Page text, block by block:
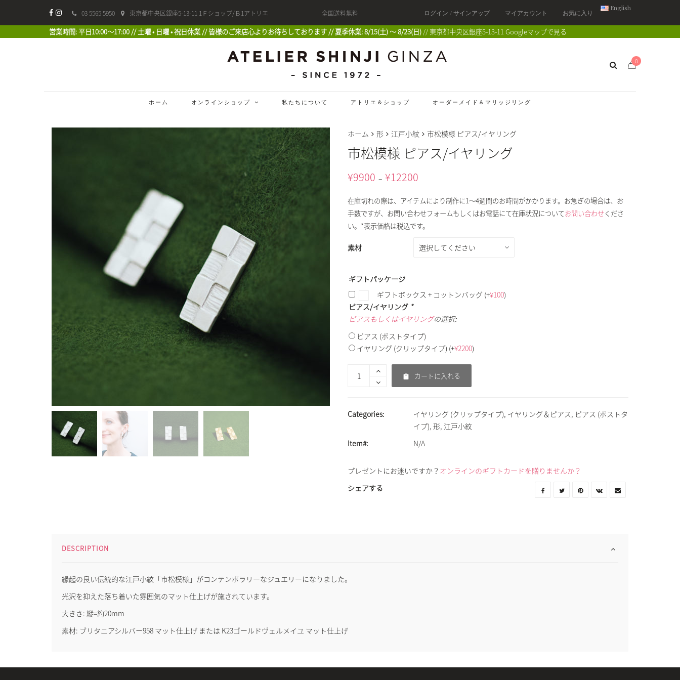
03 5565 5950 東京都中央区銀座5-13-11 1Ｆショップ/Ｂ1アトリエ 全国送料無料 ログイン / サインアップ マイアカウント お気に入り
English
営業時間: 平日10:00〜17:00 // 土曜 • 日曜 • 祝日休業 // 皆様のご来店心よりお待ちしております // 夏季休業: 8/15(土) 〜 8/23(日) // 東京都中央区銀座5-13-11Googleマップで見る
0
ホーム オンラインショップ 私たちについて アトリエ＆ショップ オーダーメイド＆マリッジリング
ホーム 形 江戸小紋 市松模様 ピアス/イヤリング
市松模様 ピアス/イヤリング
¥9900 – ¥12200
在庫切れの際は、アイテムにより制作に1～4週間のお時間がかかります。お急ぎの場合は、お
手数ですが、お問い合わせフォームもしくはお電話にて在庫状況についてお問い合わせ くださ
い。*表示価格は税込です。
素材
ギフトパッケージ
ギフトボックス + コットンバッグ (+¥100)
ピアス/イヤリング *
ピアスもしくはイヤリングの選択:
ピアス (ポストタイプ)
イヤリング (クリップタイプ) (+¥2200)
カートに入れる
Categories: イヤリング (クリップタイプ), イヤリング＆ピアス, ピアス (ポストタ
イプ), 形, 江戸小紋
Item#:
N/A
プレゼントにお迷いですか？ オンラインのギフトカードを贈りませんか？
シェアする
DESCRIPTION
縁起の良い伝統的な江戸小紋「市松模様」がコンテンポラリーなジュエリーになりました。
光沢を抑えた落ち着いた雰囲気のマット仕上げが施されています。
大きさ: 縦=約20mm
素材: ブリタニアシルバー958 マット仕上げ または K23ゴールドヴェルメイユ マット仕上げ